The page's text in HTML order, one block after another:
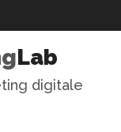
Lab
digitale